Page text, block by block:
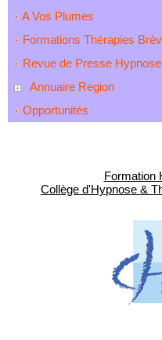
A Vos Plumes
Formations Thérapies
Revue de Presse Hypnose
Annuaire Region
Opportunités
Formation
Collège d'Hypnose &